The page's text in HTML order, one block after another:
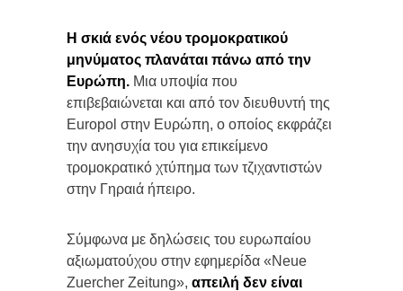
Η σκιά ενός νέου τρομοκρατικού
μηνύματος πλανάται πάνω από την
Ευρώπη. Μια υποψία που
επιβεβαιώνεται και από τον διευθυντή της
Europol στην Ευρώπη, ο οποίος εκφράζει
την ανησυχία του για επικείμενο
τρομοκρατικό χτύπημα των τζιχαντιστών
στην Γηραιά ήπειρο.
Σύμφωνα με δηλώσεις του ευρωπαίου
αξιωματούχου στην εφημερίδα «Neue
Zuercher Zeitung», απειλή δεν είναι